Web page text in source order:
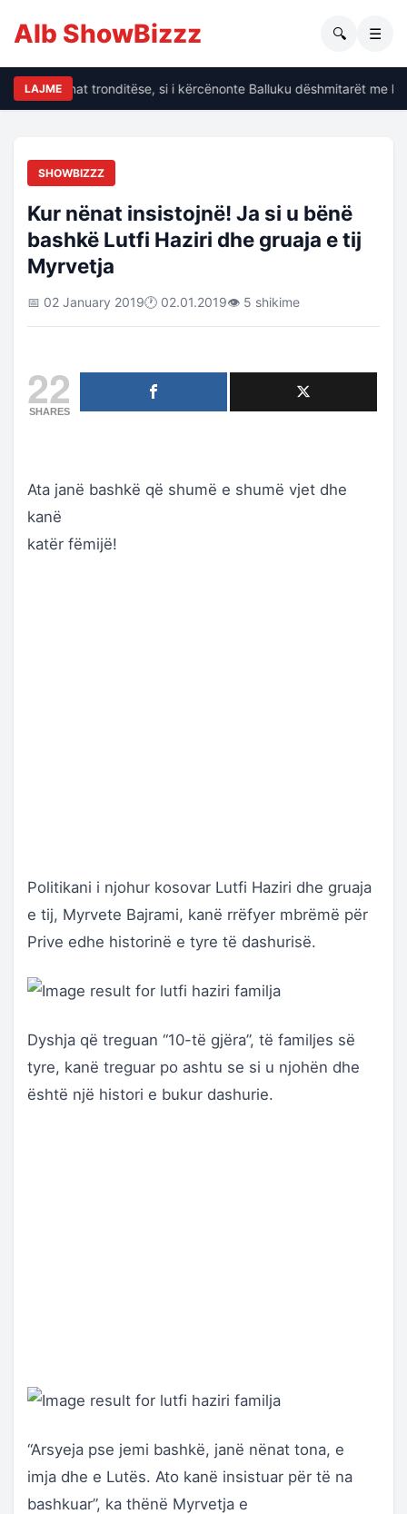
Alb ShowBizzz 🔍 ☰
LAJME
të dhënat tronditëse, si i kërcënonte Balluku dëshmitarët me
SHOWBIZZZ
Kur nënat insistojnë! Ja si u bënë
bashkë Lutfi Haziri dhe gruaja e tij
Myrvetja
📅 02 January 2019🕐 02.01.2019👁 5 shikime
22
SHARES
Ata janë bashkë që shumë e shumë vjet dhe
kanë
katër fëmijë!
Politikani i njohur kosovar Lutfi Haziri dhe gruaja
e tij, Myrvete Bajrami, kanë rrëfyer mbrëmë për
Prive edhe historinë e tyre të dashurisë.
Dyshja që treguan “10-të gjëra”, të familjes së
tyre, kanë treguar po ashtu se si u njohën dhe
është një histori e bukur dashurie.
“Arsyeja pse jemi bashkë, janë nënat tona, e
imja dhe e Lutës. Ato kanë insistuar për të na
bashkuar”, ka thënë Myrvetja e